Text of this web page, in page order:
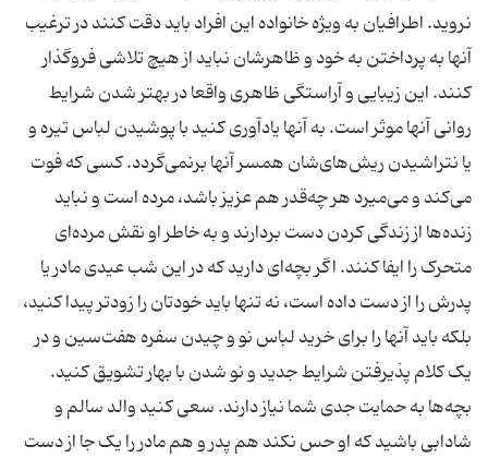
نروید. اطرافیان به ویژه خانواده این افراد باید دقت کنند در ترغیب
آنها به پرداختن به خود و ظاهرشان نباید از هیچ تلاشی فروگذار
کنند. این زیبایی و آراستگی ظاهری واقعا در بهتر شدن شرایط
روانی آنها موثر است. به آنها یادآوری کنید با پوشیدن لباس تیره و
یا نتراشیدن ریش‌های‌شان همسر آنها برنمی‌گردد. کسی که فوت
می‌کند و می‌میرد هر چه‌قدر هم عزیز باشد، مرده است و نباید
زنده‌ها از زندگی کردن دست بردارند و به خاطر او نقش مرده‌ای
متحرک را ایفا کنند. اگر بچه‌ای دارید که در این شب عیدی مادر یا
پدرش را از دست داده است، نه تنها باید خودتان را زودتر پیدا کنید،
بلکه باید آنها را برای خرید لباس نو و چیدن سفره هفت‌سین و در
یک کلام پذیرفتن شرایط جدید و نو ‌شدن با بهار تشویق کنید.
بچه‌ها به حمایت جدی شما نیاز دارند. سعی کنید والد سالم و
شادابی باشید که او حس نکند هم پدر و هم مادر را یک جا از دست